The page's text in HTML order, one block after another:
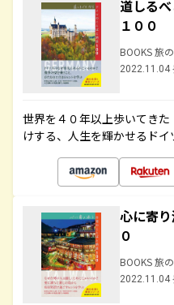
道しる
１００
BOOKS 旅
2022.11.04
世界を４０年以上歩いてき
けする、人生を輝かせるド
心に寄
０
BOOKS 旅
2022.11.04